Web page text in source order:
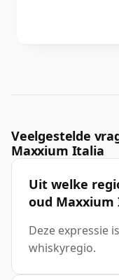
Veelgestelde
Maxxium Italia
Uit welke
oud Maxxium
Deze expressie
whiskyregio.